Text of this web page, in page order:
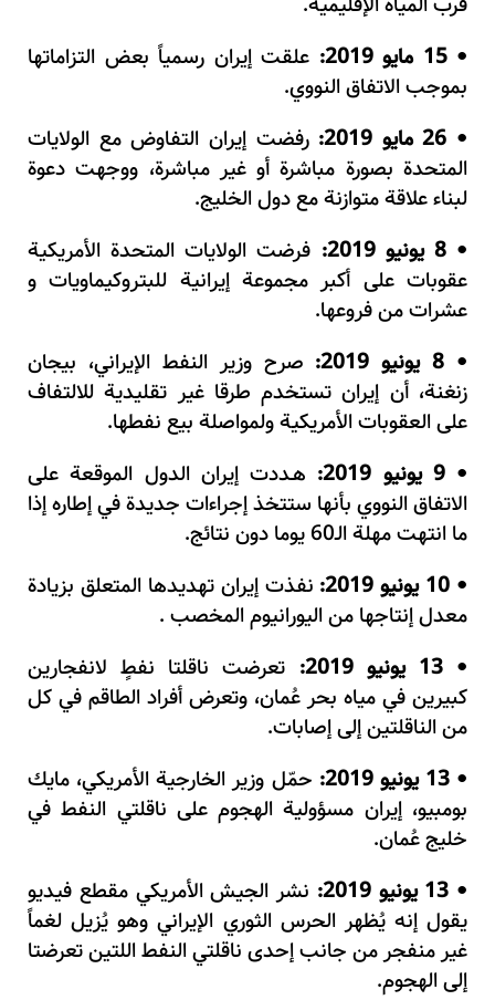
• 15 مايو 2019:
علقت إيران رسمياً بعض التزاماتها
بموجب الاتفاق النووي.
• 26 مايو 2019:
رفضت إيران التفاوض مع الولايات
المتحدة بصورة مباشرة أو غير مباشرة، ووجهت دعوة
لبناء علاقة متوازنة مع دول الخليج.
•8 يونيو 2019:
فرضت الولايات المتحدة الأمريكية
عقوبات على أكبر مجموعة إيرانية للبتروكيماويات و
عشرات من فروعها.
• 8 يونيو 2019:
صرح وزير النفط الإيراني، بيجان
زنغنة، أن إيران تستخدم طرقا غير تقليدية للالتفاف
على العقوبات الأمريكية ولمواصلة بيع نفطها.
•9 يونيو 2019:
هـددت إيران الدول الموقعة على
الاتفاق النووي بأنها ستتخذ إجراءات جديدة في إطاره إذا
ما انتهت مهلة الـ60 يوما دون نتائج.
• 10 يونيو 2019:
نفذت إيران تهديدها المتعلق بزيادة
معدل إنتاجها من اليورانيوم المخصب .
•13 يونيو 2019:
تعرضت ناقلتا نفطٍ لانفجارين
كبيرين في مياه بحر عُمان، وتعرض أفراد الطاقم في كل
من الناقلتين إلى إصابات.
•13 يونيو 2019:
حمّل وزير الخارجية الأمريكي، مايك
بومبيو، إيران مسؤولية الهجوم على ناقلتي النفط في
خليج عُمان.
• 13 يونيو 2019:
نشر الجيش الأمريكي مقطع فيديو
يقول إنه يُظهر الحرس الثوري الإيراني وهو يُزيل لغماً
غير منفجر من جانب إحدى ناقلتي النفط اللتين تعرضتا
إلى الهجوم.